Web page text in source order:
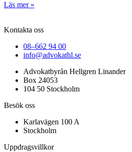
Läs mer »
Kontakta oss
08–662 94 00
info@advokathl.se
Advokatbyrån Hellgren Linander
Box 24053
104 50 Stockholm
Besök oss
Karlavägen 100 A
Stockholm
Uppdragsvillkor